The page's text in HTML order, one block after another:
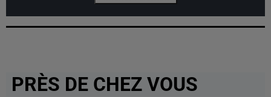
PRÈS DE CHEZ VOUS